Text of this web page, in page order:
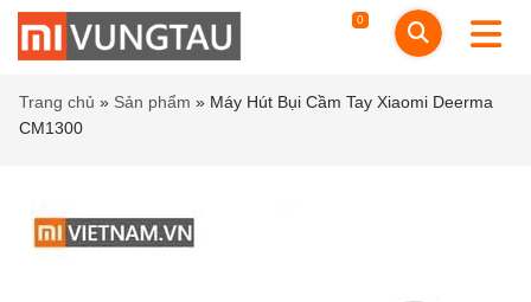
0
Trang chủ » Sản phẩm » Máy Hút Bụi Cầm Tay Xiaomi Deerma
CM1300